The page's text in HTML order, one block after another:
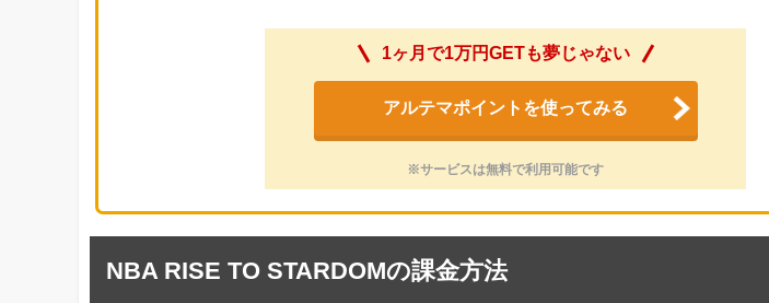
1ヶ月で1万円GETも夢じゃない
アルテマポイントを使ってみる
※サービスは無料で利用可能です
NBA RISE TO STARDOMの課金方法